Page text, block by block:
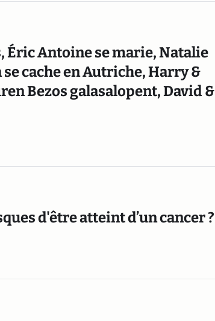
Antoine se marie, Natalie
cache en Autriche, Harry &
Bezos galasalopent, David &
d'être atteint d’un cancer ?